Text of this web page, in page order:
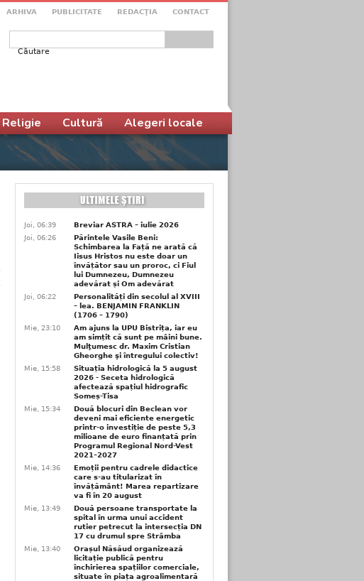
ARHIVA PUBLICITATE REDACŢIA CONTACT
Formular de căutare
Religie Cultură Alegeri locale
Joi, 06:39
Breviar ASTRA – iulie 2026
Joi, 06:26
Părintele Vasile Beni:
Schimbarea la Față ne arată că
Iisus Hristos nu este doar un
învățător sau un proroc, ci Fiul
lui Dumnezeu, Dumnezeu
adevărat și Om adevărat
Joi, 06:22
Personalități din secolul al XVIII
– lea. BENJAMIN FRANKLIN
(1706 – 1790)
Mie, 23:10
Am ajuns la UPU Bistrița, iar eu
am simțit că sunt pe mâini bune.
Mulţumesc dr. Maxim Cristian
Gheorghe şi întregului colectiv!
Mie, 15:58
Situația hidrologică la 5 august
2026 - Seceta hidrologică
afectează spațiul hidrografic
Someș-Tisa
Mie, 15:34
Două blocuri din Beclean vor
deveni mai eficiente energetic
printr-o investiție de peste 5,3
milioane de euro finanțată prin
Programul Regional Nord-Vest
2021–2027
Mie, 14:36
Emoții pentru cadrele didactice
care s-au titularizat în
învățământ! Marea repartizare
va fi în 20 august
Mie, 13:49
Două persoane transportate la
spital în urma unui accident
rutier petrecut la intersecția DN
17 cu drumul spre Strâmba
Mie, 13:40
Orașul Năsăud organizează
licitație publică pentru
închirierea spațiilor comerciale,
situate în piața agroalimentară